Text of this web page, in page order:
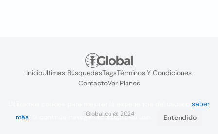
InicioUltimas BúsquedasTagsTérminos Y Condiciones
ContactoVer Planes
iGlobal.co @ 2024
saber
más . Si continúa navegando acepta su uso. Entendido